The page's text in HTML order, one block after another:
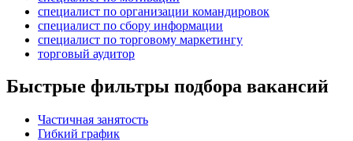
специалист по организации командировок
специалист по сбору информации
специалист по торговому маркетингу
торговый аудитор
Быстрые фильтры подбора вакансий
Частичная занятость
Гибкий график